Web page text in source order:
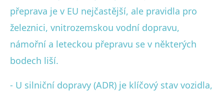
přeprava je v EU nejčastější, ale pravidla pro
železnici, vnitrozemskou vodní dopravu,
námořní a leteckou přepravu se v některých
bodech liší.
- U silniční dopravy (ADR) je klíčový stav vozidla,